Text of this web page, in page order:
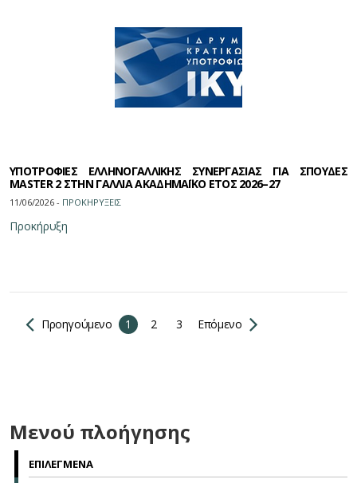
ΥΠΟΤΡΟΦΙΕΣ ΕΛΛΗΝΟΓΑΛΛΙΚΗΣ ΣΥΝΕΡΓΑΣΙΑΣ ΓΙΑ ΣΠΟΥΔΕΣ
MASTER 2 ΣΤΗΝ ΓΑΛΛΙΑ ΑΚΑΔΗΜΑΪΚΟ ΕΤΟΣ 2026–27
11/06/2026 - ΠΡΟΚΗΡΥΞΕΙΣ
Προκήρυξη
Προηγούμενο 1 2 3 Επόμενο
Μενού πλοήγησης
ΕΠΙΛΕΓΜΕΝΑ